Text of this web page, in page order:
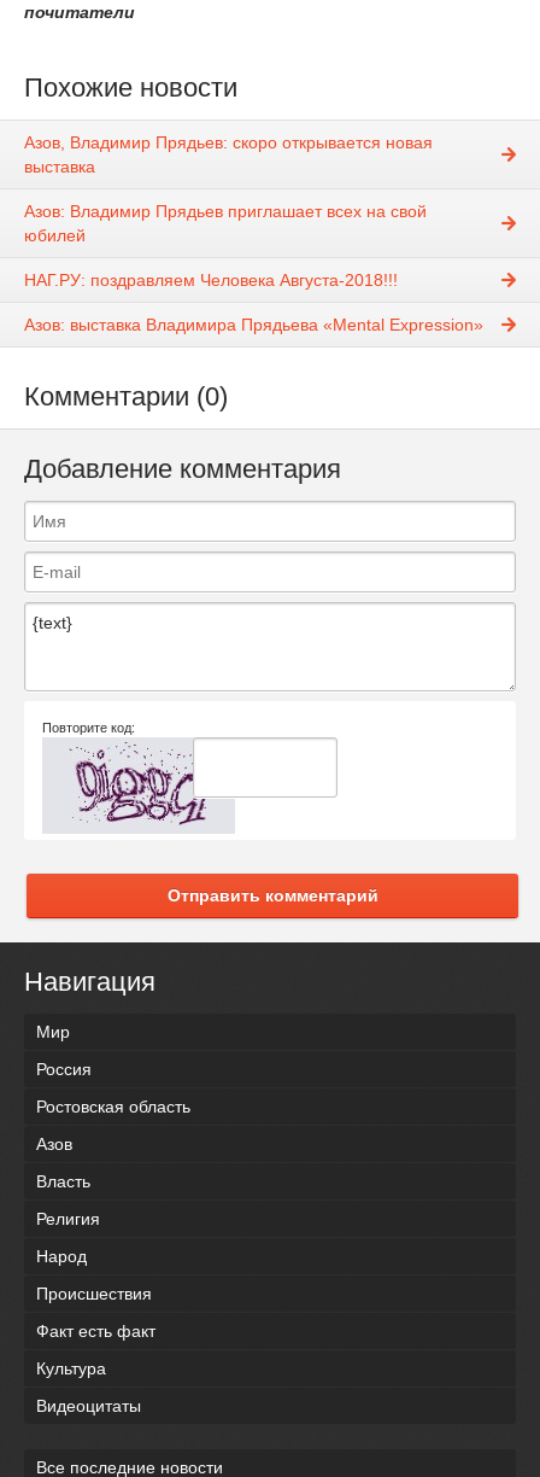
почитатели
Похожие новости
Азов, Владимир Прядьев: скоро открывается новая
выставка
Азов: Владимир Прядьев приглашает всех на свой
юбилей
НАГ.РУ: поздравляем Человека Августа-2018!!!
Азов: выставка Владимира Прядьева «Mental Expression»
Комментарии (0)
Добавление комментария
Повторите код:
Отправить комментарий
Навигация
Мир
Россия
Ростовская область
Азов
Власть
Религия
Народ
Происшествия
Факт есть факт
Культура
Видеоцитаты
Все последние новости